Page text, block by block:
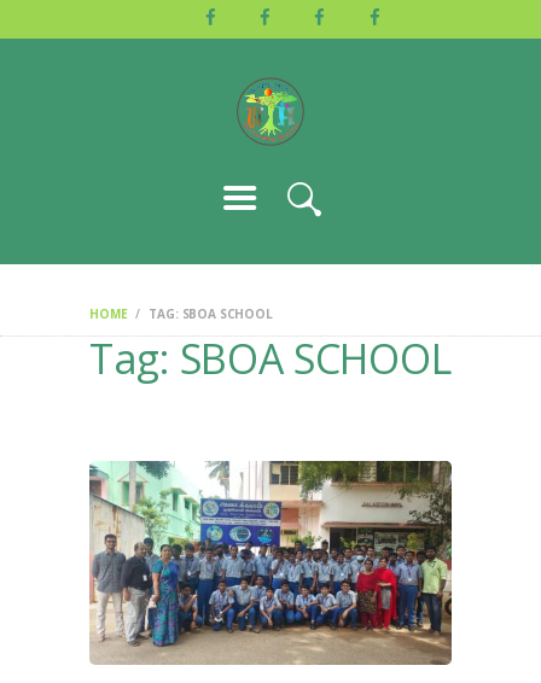
HOME TAG: SBOA SCHOOL
Tag: SBOA SCHOOL
ACTIVITIES